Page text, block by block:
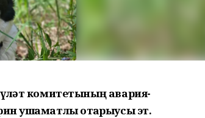
комитетының авария-
ҡушаматлы ҡотҡарыусы эт.